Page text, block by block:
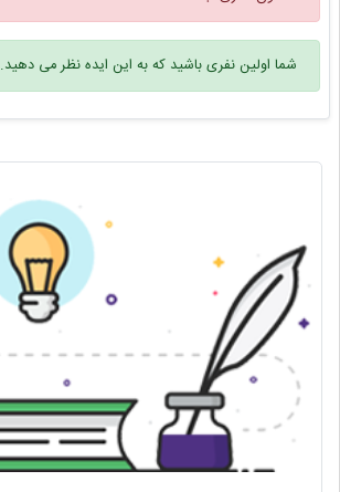
شما اولین نفری باشید که به این ایده نظر می دهید.